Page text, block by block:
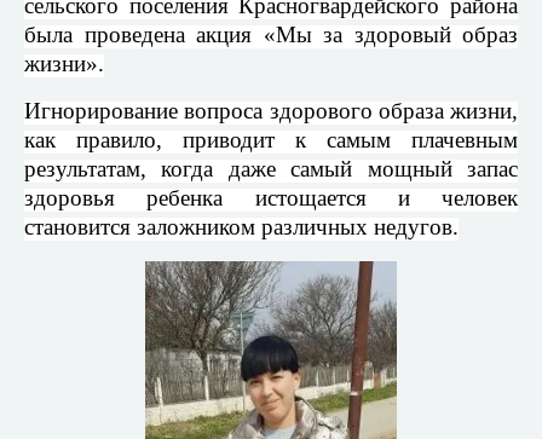
сельского поселения Красногвардейского района
была проведена акция «Мы за здоровый образ
жизни».
Игнорирование вопроса здорового образа жизни,
как правило, приводит к самым плачевным
результатам, когда даже самый мощный запас
здоровья ребенка истощается и человек
становится заложником различных недугов.